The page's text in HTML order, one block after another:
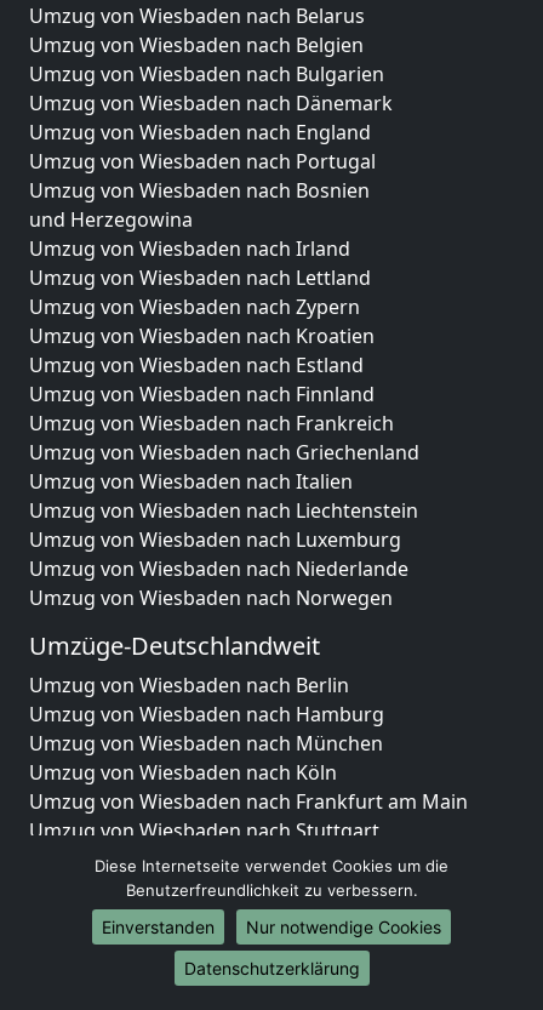
Umzug von Wiesbaden nach Belarus
Umzug von Wiesbaden nach Belgien
Umzug von Wiesbaden nach Bulgarien
Umzug von Wiesbaden nach Dänemark
Umzug von Wiesbaden nach England
Umzug von Wiesbaden nach Portugal
Umzug von Wiesbaden nach Bosnien
und Herzegowina
Umzug von Wiesbaden nach Irland
Umzug von Wiesbaden nach Lettland
Umzug von Wiesbaden nach Zypern
Umzug von Wiesbaden nach Kroatien
Umzug von Wiesbaden nach Estland
Umzug von Wiesbaden nach Finnland
Umzug von Wiesbaden nach Frankreich
Umzug von Wiesbaden nach Griechenland
Umzug von Wiesbaden nach Italien
Umzug von Wiesbaden nach Liechtenstein
Umzug von Wiesbaden nach Luxemburg
Umzug von Wiesbaden nach Niederlande
Umzug von Wiesbaden nach Norwegen
Umzüge-Deutschlandweit
Umzug von Wiesbaden nach Berlin
Umzug von Wiesbaden nach Hamburg
Umzug von Wiesbaden nach München
Umzug von Wiesbaden nach Köln
Umzug von Wiesbaden nach Frankfurt am Main
Umzug von Wiesbaden nach Stuttgart
Umzug von Wiesbaden nach Düsseldorf
Umzug von Wiesbaden nach Leipzig
Umzug von Wiesbaden nach Dortmund
Umzug von Wiesbaden nach Essen
Umzug von Wiesbaden nach Bremen
Diese Internetseite verwendet Cookies um die
Benutzerfreundlichkeit zu verbessern.
Einverstanden
Nur notwendige Cookies
Datenschutzerklärung